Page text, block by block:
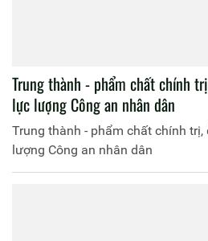
Trung thành - phẩm chất chính
lực lượng Công an nhân dân
Trung thành - phẩm chất chính
lượng Công an nhân dân